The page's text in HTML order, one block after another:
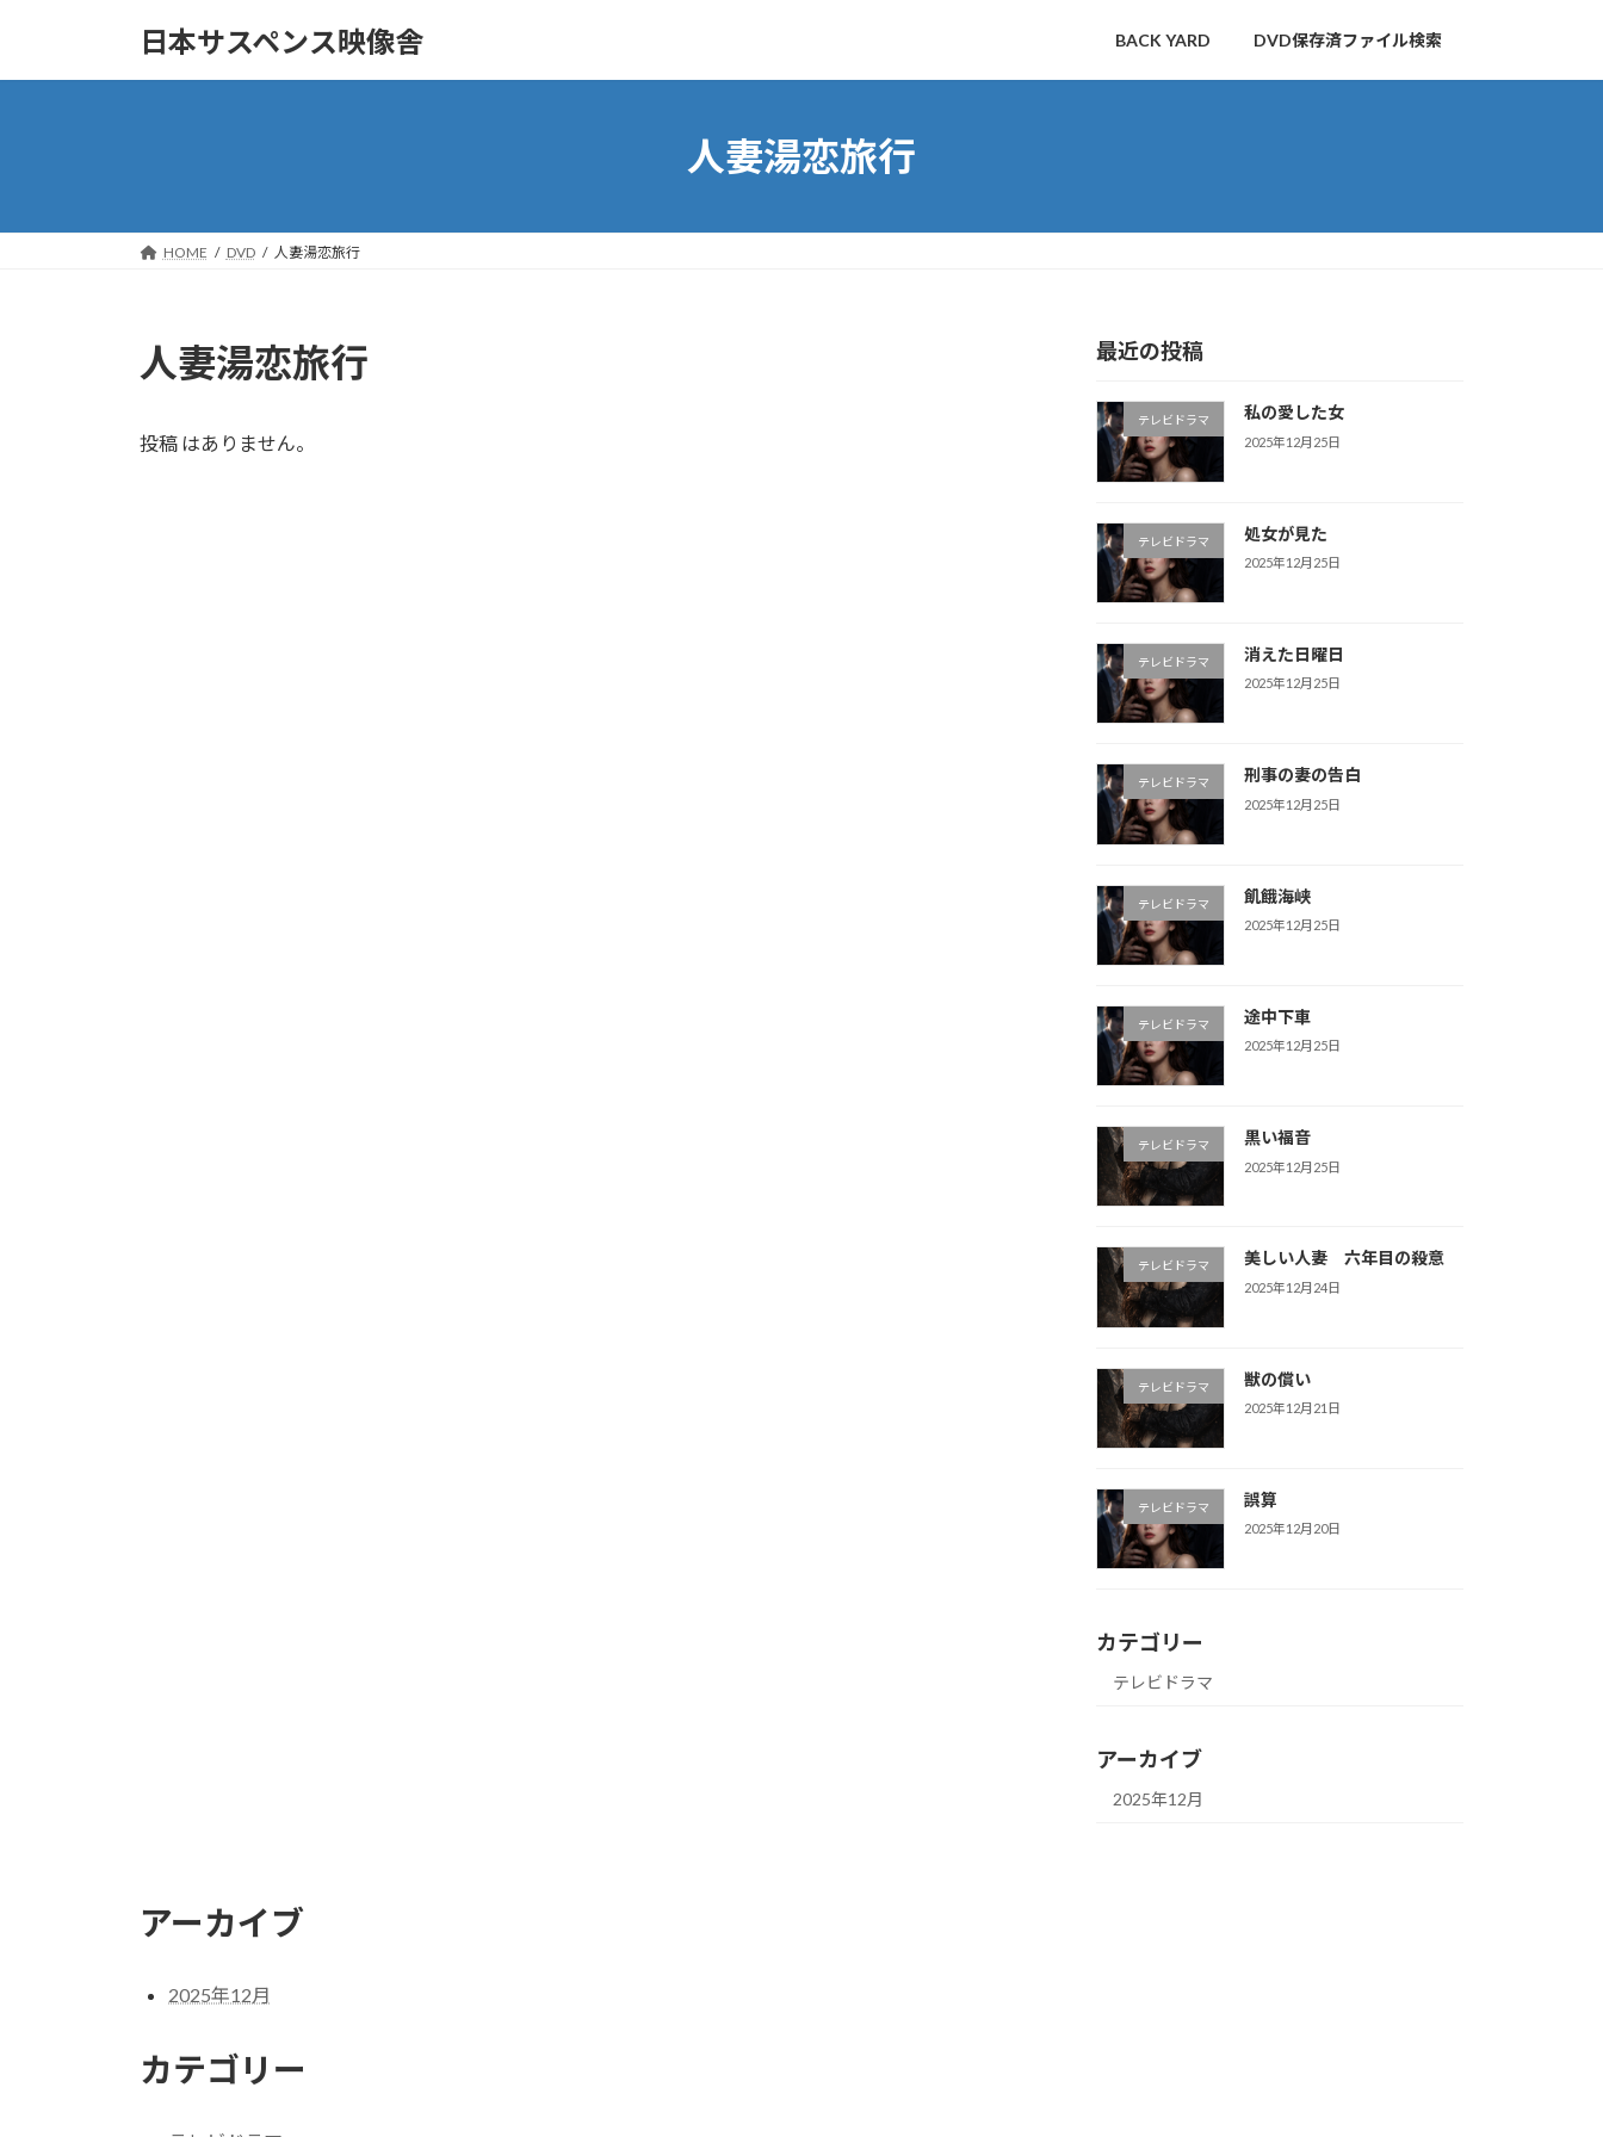
日本サスペンス映像舎 BACK YARD DVD保存済ファイル検索
人妻湯恋旅行
HOME DVD 人妻湯恋旅行
人妻湯恋旅行
投稿 はありません。
最近の投稿
テレビドラマ 私の愛した女
2025年12月25日
テレビドラマ 処女が見た
2025年12月25日
テレビドラマ 消えた日曜日
2025年12月25日
テレビドラマ 刑事の妻の告白
2025年12月25日
テレビドラマ 飢餓海峡
2025年12月25日
テレビドラマ 途中下車
2025年12月25日
テレビドラマ 黒い福音
2025年12月25日
テレビドラマ 美しい人妻 六年目の殺意
2025年12月24日
テレビドラマ 獣の償い
2025年12月21日
テレビドラマ 誤算
2025年12月20日
カテゴリー
テレビドラマ
アーカイブ
2025年12月
アーカイブ
2025年12月
カテゴリー